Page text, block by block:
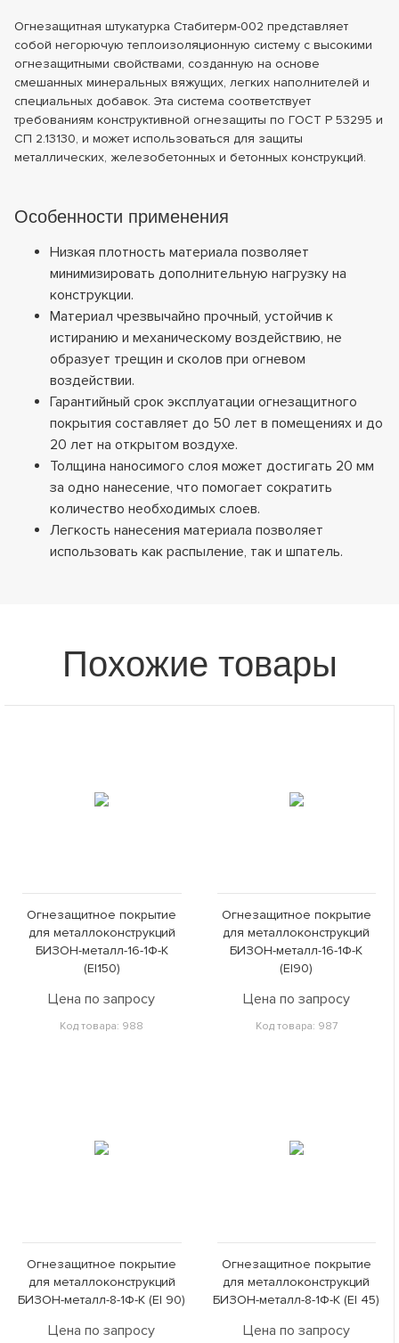
Огнезащитная штукатурка Стабитерм-002 представляет
собой негорючую теплоизоляционную систему с высокими
огнезащитными свойствами, созданную на основе
смешанных минеральных вяжущих, легких наполнителей и
специальных добавок. Эта система соответствует
требованиям конструктивной огнезащиты по ГОСТ Р 53295 и
СП 2.13130, и может использоваться для защиты
металлических, железобетонных и бетонных конструкций.
Особенности применения
Низкая плотность материала позволяет
минимизировать дополнительную нагрузку на
конструкции.
Материал чрезвычайно прочный, устойчив к
истиранию и механическому воздействию, не
образует трещин и сколов при огневом
воздействии.
Гарантийный срок эксплуатации огнезащитного
покрытия составляет до 50 лет в помещениях и до
20 лет на открытом воздухе.
Толщина наносимого слоя может достигать 20 мм
за одно нанесение, что помогает сократить
количество необходимых слоев.
Легкость нанесения материала позволяет
использовать как распыление, так и шпатель.
Похожие товары
Огнезащитное покрытие
для металлоконструкций
БИЗОН-металл-16-1Ф-К
(EI150)
Цена по запросу
Код товара: 988
Огнезащитное покрытие
для металлоконструкций
БИЗОН-металл-16-1Ф-К
(EI90)
Цена по запросу
Код товара: 987
Огнезащитное покрытие
для металлоконструкций
БИЗОН-металл-8-1Ф-К (EI 90)
Цена по запросу
Огнезащитное покрытие
для металлоконструкций
БИЗОН-металл-8-1Ф-К (EI 45)
Цена по запросу